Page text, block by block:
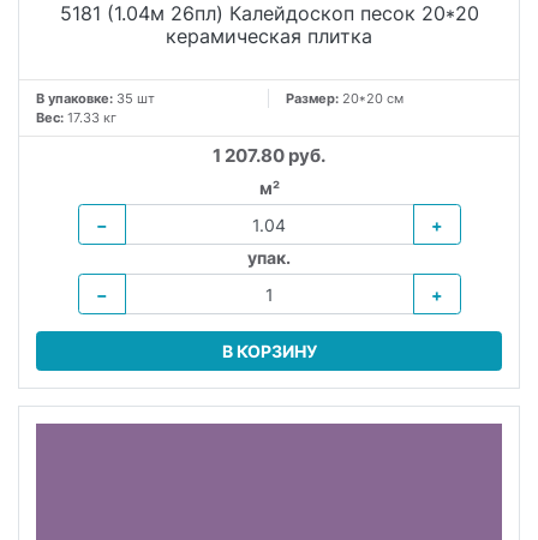
5181 (1.04м 26пл) Калейдоскоп песок 20*20
керамическая плитка
В упаковке: 35 шт Размер: 20*20 см
Вес: 17.33 кг
1 207.80 руб.
м²
−
+
упак.
−
+
В КОРЗИНУ